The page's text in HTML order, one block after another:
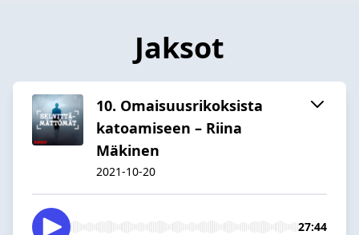
Jaksot
10. Omaisuusrikoksista
katoamiseen – Riina
Mäkinen
2021-10-20
27:44